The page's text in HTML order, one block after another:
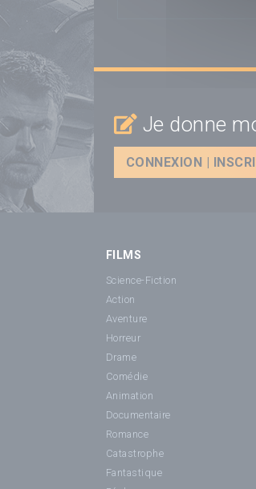
Je donne
CONNEXION |
FILMS
Science-Fiction
Action
Aventure
Horreur
Drame
Comédie
Animation
Documentaire
Romance
Catastrophe
Fantastique